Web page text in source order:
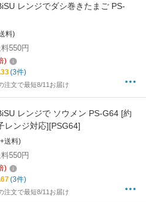
レンジでダシ巻きたまご PS-
料)
550円
)
(3件)
注文で最短8/11お届け
レンジで ソウメン PS-G64 [約
レンジ対応][PSG64]
送料)
550円
)
(3件)
注文で最短8/11お届け